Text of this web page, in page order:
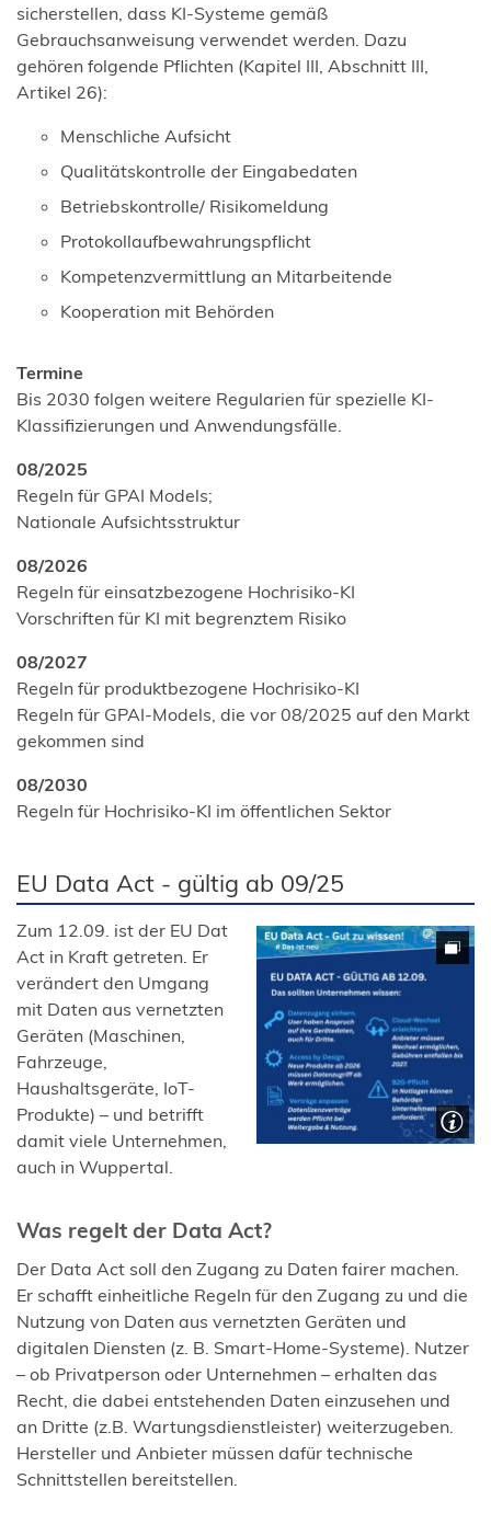
sicherstellen, dass KI-Systeme gemäß
Gebrauchsanweisung verwendet werden. Dazu
gehören folgende Pflichten (Kapitel III, Abschnitt III,
Artikel 26):
Menschliche Aufsicht
Qualitätskontrolle der Eingabedaten
Betriebskontrolle/ Risikomeldung
Protokollaufbewahrungspflicht
Kompetenzvermittlung an Mitarbeitende
Kooperation mit Behörden
Termine
Bis 2030 folgen weitere Regularien für spezielle KI-
Klassifizierungen und Anwendungsfälle.
08/2025
Regeln für GPAI Models;
Nationale Aufsichtsstruktur
08/2026
Regeln für einsatzbezogene Hochrisiko-KI
Vorschriften für KI mit begrenztem Risiko
08/2027
Regeln für produktbezogene Hochrisiko-KI
Regeln für GPAI-Models, die vor 08/2025 auf den Markt
gekommen sind
08/2030
Regeln für Hochrisiko-KI im öffentlichen Sektor
EU Data Act - gültig ab 09/25
Zum 12.09. ist der EU Dat
Act in Kraft getreten. Er
verändert den Umgang
mit Daten aus vernetzten
Geräten (Maschinen,
Fahrzeuge,
Haushaltsgeräte, IoT-
Produkte) – und betrifft
damit viele Unternehmen,
auch in Wuppertal.
Was regelt der Data Act?
Der Data Act soll den Zugang zu Daten fairer machen.
Er schafft einheitliche Regeln für den Zugang zu und die
Nutzung von Daten aus vernetzten Geräten und
digitalen Diensten (z. B. Smart-Home-Systeme). Nutzer
– ob Privatperson oder Unternehmen – erhalten das
Recht, die dabei entstehenden Daten einzusehen und
an Dritte (z.B. Wartungsdienstleister) weiterzugeben.
Hersteller und Anbieter müssen dafür technische
Schnittstellen bereitstellen.